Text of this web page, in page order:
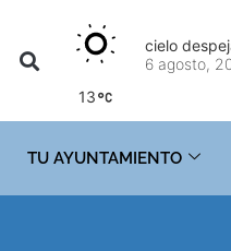
13
cielo
6 agosto,
TU AYUNTAMIENTO